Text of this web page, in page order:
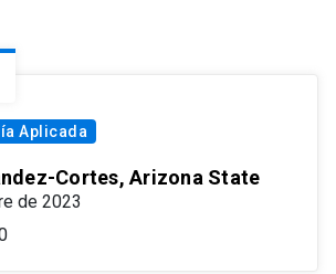
Aplicada
Cortes, Arizona State
de 2023